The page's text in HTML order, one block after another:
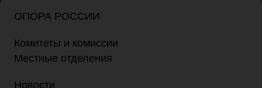
ОПОРА РОССИИ
Комитеты и комиссии
Местные отделения
Новости